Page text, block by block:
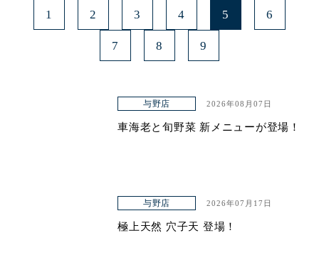
1 2 3 4 5 6
7 8 9
与野店 2026年08月07日
車海老と旬野菜 新メニューが登場！
与野店 2026年07月17日
極上天然 穴子天 登場！